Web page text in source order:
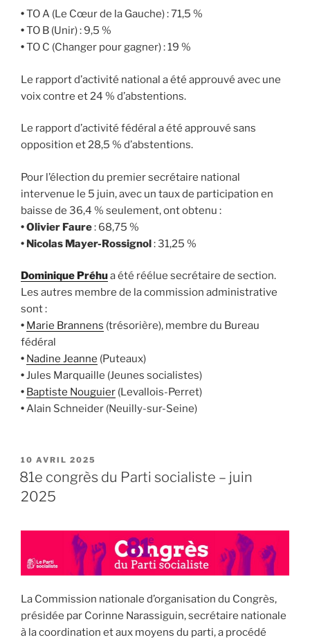
•TO A (Le Cœur de la Gauche) : 71,5 %
•TO B (Unir) : 9,5 %
•TO C (Changer pour gagner) : 19 %
Le rapport d’activité national a été approuvé avec une
voix contre et 24 % d’abstentions.
Le rapport d’activité fédéral a été approuvé sans
opposition et 28,5 % d’abstentions.
Pour l’élection du premier secrétaire national
intervenue le 5 juin, avec un taux de participation en
baisse de 36,4 % seulement, ont obtenu :
•Olivier Faure: 68,75 %
• Nicolas Mayer-Rossignol: 31,25 %
Dominique Préhua été réélue secrétaire de section.
Les autres membre de la commission administrative
sont :
• Marie Brannens (trésorière), membre du Bureau
fédéral
• Nadine Jeanne (Puteaux)
•Jules Marquaille (Jeunes socialistes)
• Baptiste Nouguier (Levallois-Perret)
•Alain Schneider (Neuilly-sur-Seine)
PUBLIÉ
LE
10 AVRIL 2025
81e congrès du Parti socialiste – juin
2025
La Commission nationale d’organisation du Congrès,
présidée par Corinne Narassiguin, secrétaire nationale
à la coordination et aux moyens du parti, a procédé